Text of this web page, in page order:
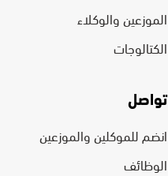
الموزعين والوكلاء
الكتالوجات
تواصل
انضم للموكلين والموزعين
الوظائف